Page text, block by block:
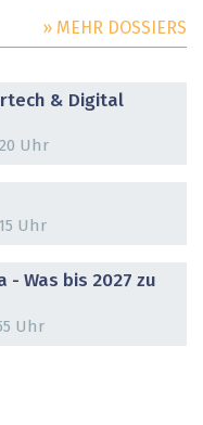
» MEHR DOSSIERS
& Digital
Uhr
Uhr
- Was bis 2027 zu
Uhr